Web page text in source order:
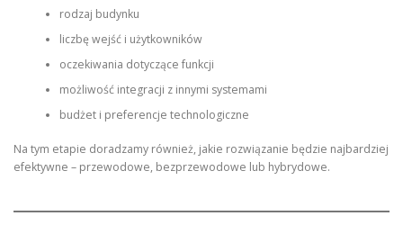
rodzaj budynku
liczbę wejść i użytkowników
oczekiwania dotyczące funkcji
możliwość integracji z innymi systemami
budżet i preferencje technologiczne
Na tym etapie doradzamy również, jakie rozwiązanie będzie najbardziej
efektywne – przewodowe, bezprzewodowe lub hybrydowe.